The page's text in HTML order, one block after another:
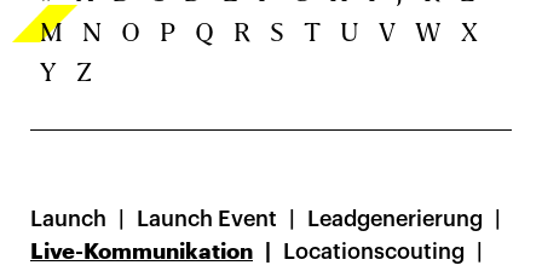
M
N O P Q R S T U V W
X
Y
Z
Launch Launch Event
Leadgenerierung
Live-Kommunikation
Locationscouting